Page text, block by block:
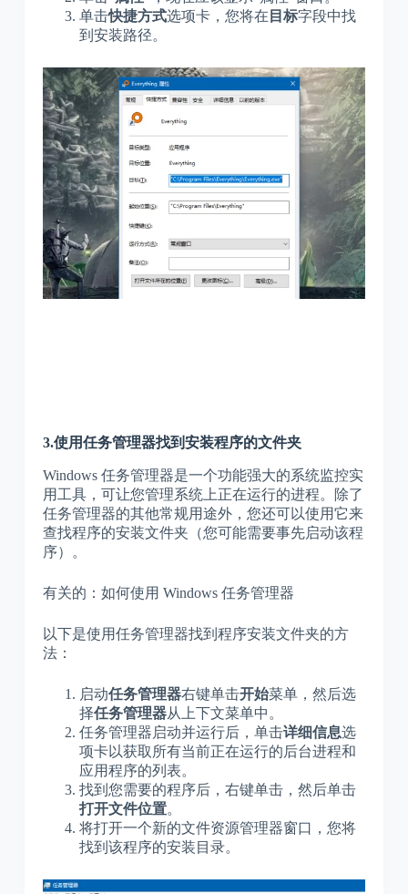
单击快捷方式选项卡，您将在 目标字段中找
到安装路径。
3.使用任务管理器找到安装程序的文件夹
Windows 任务管理器是一个功能强大的系统监控实
用工具，可让您管理系统上正在运行的进程。除了
任务管理器的其他常规用途外，您还可以使用它来
查找程序的安装文件夹（您可能需要事先启动该程
序）。
有关的：如何使用 Windows 任务管理器
以下是使用任务管理器找到程序安装文件夹的方
法：
启动任务管理器右键单击开始菜单，然后选
择任务管理器从上下文菜单中。
任务管理器启动并运行后，单击详细信息选
项卡以获取所有当前正在运行的后台进程和
应用程序的列表。
找到您需要的程序后，右键单击，然后单击
打开文件位置。
将打开一个新的文件资源管理器窗口，您将
找到该程序的安装目录。